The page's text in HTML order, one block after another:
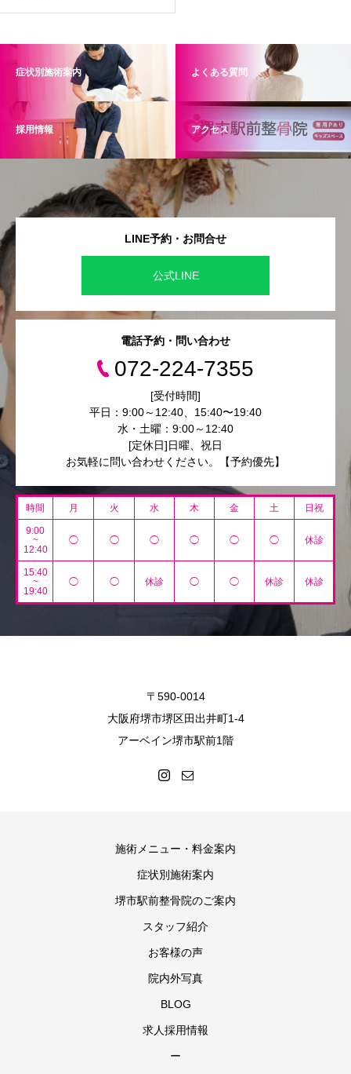
症状別施術案内 よくある質問
採用情報 アクセス
LINE予約・お問合せ
公式LINE
電話予約・問い合わせ
072-224-7355
[受付時間]
平日：9:00～12:40、15:40〜19:40
水・土曜：9:00～12:40
[定休日]日曜、祝日
お気軽に問い合わせください。【予約優先】
時間 月 火 水 木 金 土 日祝
9:00
~
12:40
◯ ◯ ◯ ◯ ◯ ◯ 休診
15:40
~
19:40
◯ ◯ 休診 ◯ ◯ 休診 休診
〒590-0014
大阪府堺市堺区田出井町1-4
アーベイン堺市駅前1階
施術メニュー・料金案内
症状別施術案内
堺市駅前整骨院のご案内
スタッフ紹介
お客様の声
院内外写真
BLOG
求人採用情報
ー